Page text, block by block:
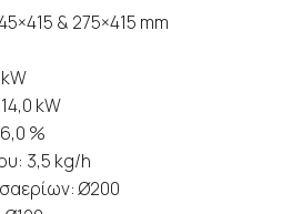
& 275×415 mm
kW
%
3,5 kg/h
Ø200